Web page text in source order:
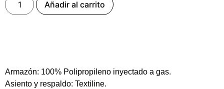
Añadir al carrito
Armazón: 100% Polipropileno inyectado a gas.
Asiento y respaldo: Textiline.